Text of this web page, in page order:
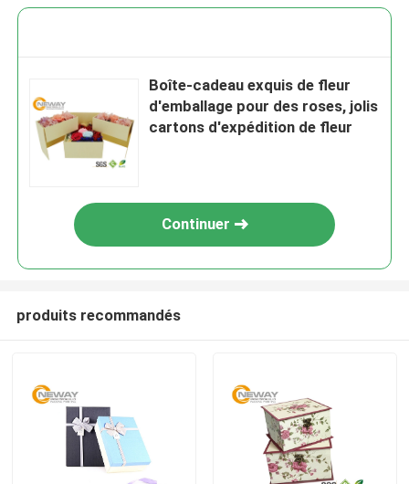
Boîte-cadeau exquis de fleur
d'emballage pour des roses, jolis
cartons d'expédition de fleur
Continuer
produits recommandés